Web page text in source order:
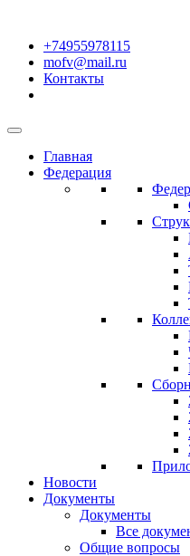
+74955978115
mofv@mail.ru
Контакты
Главная
Федерация
Новости
Документы
Документы
Все
Общие вопросы